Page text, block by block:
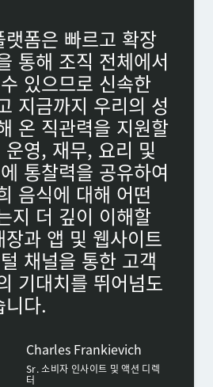
폼은 빠르고 확장
통해 조직 전체에서
있으므로 신속한
지금까지 우리의 성
온 직관력을 지원할
영, 재무, 요리 및
통찰력을 공유하여
음식에 대해 어떤
지 더 깊이 이해할
과 앱 및 웹사이트
채널을 통한 고객
기대치를 뛰어넘도
다.
Charles Frankievich
Sr. 소비자 인사이트 및 액션 디렉
터